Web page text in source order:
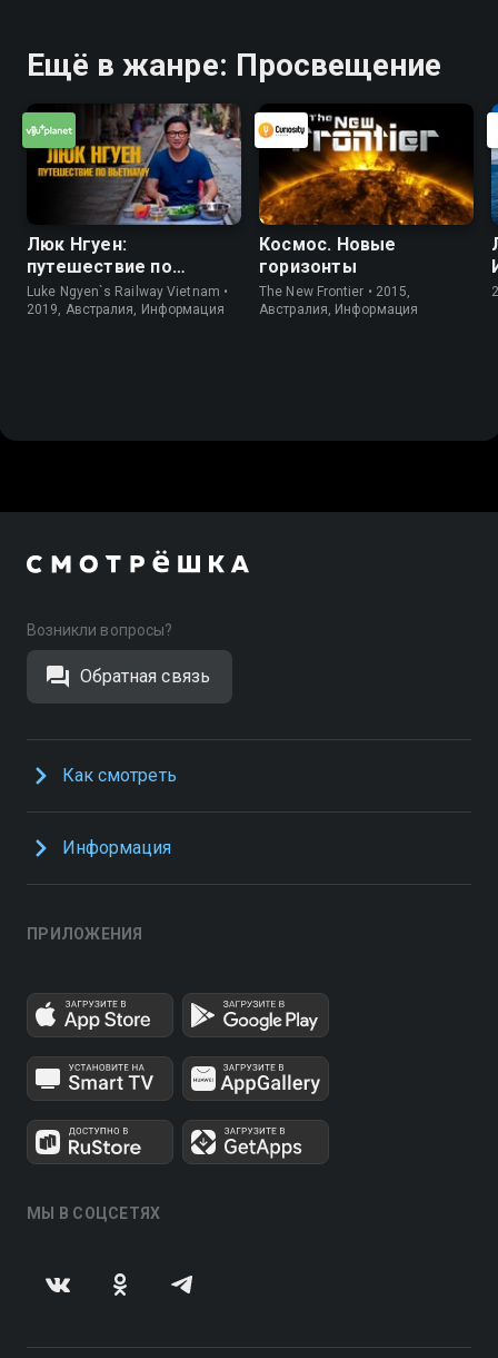
Ещё в жанре: Просвещение
Люк Нгуен:
путешествие по
Вьетнаму
Luke Ngyen`s Railway Vietnam •
2019, Австралия, Информация
Космос. Новые
горизонты
The New Frontier • 2015,
Австралия, Информация
Возникли вопросы?
Обратная связь
Как смотреть
Информация
ПРИЛОЖЕНИЯ
МЫ В СОЦСЕТЯХ